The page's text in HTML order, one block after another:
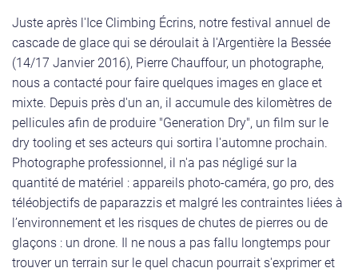
Juste après l'Ice Climbing Écrins, notre festival annuel de
cascade de glace qui se déroulait à l'Argentière la Bessée
(14/17 Janvier 2016), Pierre Chauffour, un photographe,
nous a contacté pour faire quelques images en glace et
mixte. Depuis près d'un an, il accumule des kilomètres de
pellicules afin de produire "Generation Dry", un film sur le
dry tooling et ses acteurs qui sortira l'automne prochain.
Photographe professionnel, il n'a pas négligé sur la
quantité de matériel : appareils photo-caméra, go pro, des
téléobjectifs de paparazzis et malgré les contraintes liées à
l’environnement et les risques de chutes de pierres ou de
glaçons : un drone. Il ne nous a pas fallu longtemps pour
trouver un terrain sur le quel chacun pourrait s'exprimer et